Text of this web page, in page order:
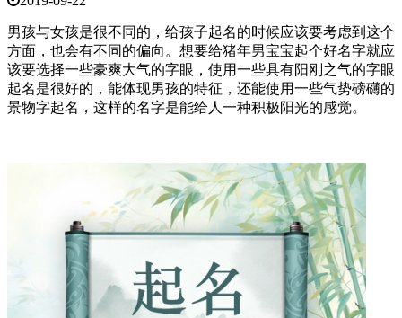
男孩与女孩是很不同的，给孩子起名的时候应该要考虑到这个
方面，也会有不同的偏向。想要给猪年男宝宝起个好名字就应
该要选择一些豪爽大气的字眼，使用一些具有阳刚之气的字眼
起名是很好的，能体现男孩的特征，还能使用一些气势磅礴的
景物字起名，这样的名字是能给人一种积极阳光的感觉。